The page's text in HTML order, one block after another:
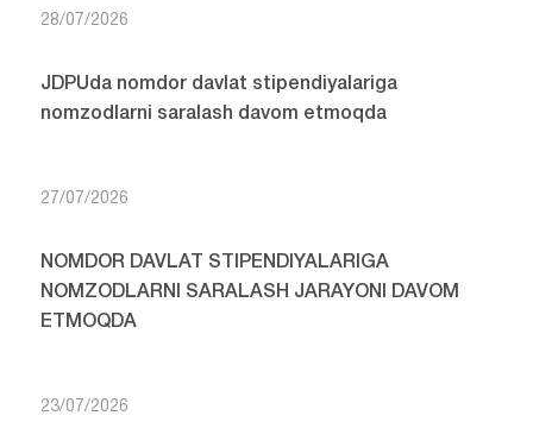
28/07/2026
JDPUda nomdor davlat stipendiyalariga
nomzodlarni saralash davom etmoqda
27/07/2026
NOMDOR DAVLAT STIPENDIYALARIGA
NOMZODLARNI SARALASH JARAYONI DAVOM
ETMOQDA
23/07/2026